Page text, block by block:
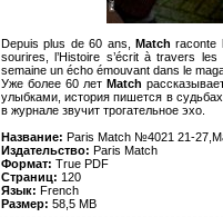
Depuis plus de 60 ans, Match raconte
sourires, l’Histoire s’écrit à travers
semaine un écho émouvant dans le
Уже более 60 лет Match
улыбками, история пишется в
в журнале звучит трогательное эхо.
Название: Paris Match №4021 21-
Издательство: Paris Match
Формат: True PDF
Страниц: 120
Язык: French
Размер: 58,5 MB